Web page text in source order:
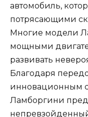
автомобиль,
потрясающими
Многие модели
мощными
развивать
Благодаря
инновационным
Ламборгини